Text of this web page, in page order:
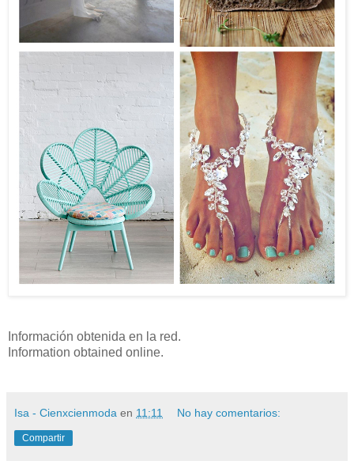
Información obtenida en la red.
Information obtained online.
Isa - Cienxcienmoda en 11:11 No hay comentarios:
Compartir